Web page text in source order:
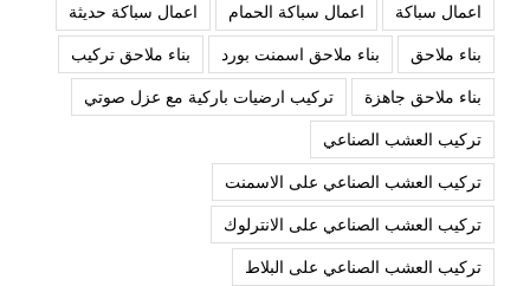
اعمال سباكة
اعمال سباكة الحمام
اعمال سباكة حديثة
بناء ملاحق
بناء ملاحق اسمنت بورد
بناء ملاحق تركيب
بناء ملاحق جاهزة
تركيب ارضيات باركية مع عزل صوتي
تركيب العشب الصناعي
تركيب العشب الصناعي على الاسمنت
تركيب العشب الصناعي على الانترلوك
تركيب العشب الصناعي على البلاط